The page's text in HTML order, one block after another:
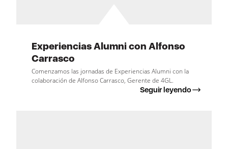
Experiencias Alumni con Alfonso
Carrasco
Comenzamos las jornadas de Experiencias Alumni con la
colaboración de Alfonso Carrasco, Gerente de 4GL.
Seguir leyendo